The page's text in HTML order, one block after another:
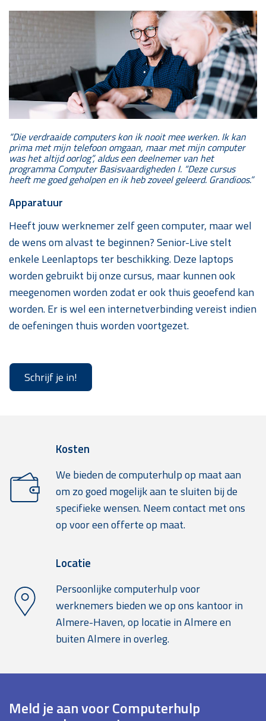
“Die verdraaide computers kon ik nooit mee werken. Ik kan
prima met mijn telefoon omgaan, maar met mijn computer
was het altijd oorlog”, aldus een deelnemer van het
programma Computer Basisvaardigheden I. “Deze cursus
heeft me goed geholpen en ik heb zoveel geleerd. Grandioos.”
Apparatuur
Heeft jouw werknemer zelf geen computer, maar wel
de wens om alvast te beginnen? Senior-Live stelt
enkele Leenlaptops ter beschikking. Deze laptops
worden gebruikt bij onze cursus, maar kunnen ook
meegenomen worden zodat er ook thuis geoefend kan
worden. Er is wel een internetverbinding vereist indien
de oefeningen thuis worden voortgezet.
Schrijf je in!
Kosten
We bieden de computerhulp op maat aan
om zo goed mogelijk aan te sluiten bij de
specifieke wensen. Neem contact met ons
op voor een offerte op maat.
Locatie
Persoonlijke computerhulp voor
werknemers bieden we op ons kantoor in
Almere-Haven, op locatie in Almere en
buiten Almere in overleg.
Meld je aan voor Computerhulp